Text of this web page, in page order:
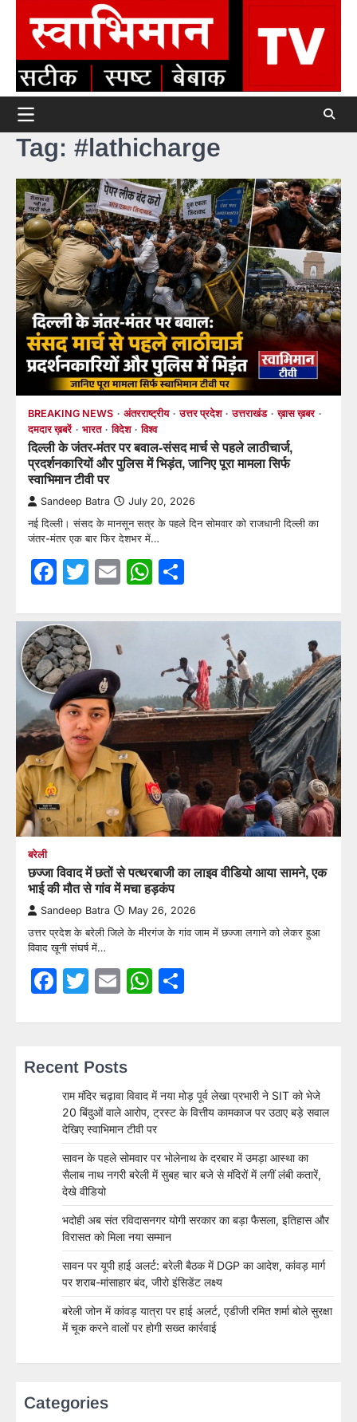
content
Tag: #lathicharge
BREAKING NEWS अंतरराष्ट्रीय उत्तर प्रदेश उत्तराखंड
ख़ास ख़बर
दमदार ख़बरें
भारत विदेश विश्व
दिल्ली के जंतर-मंतर पर बवाल-संसद मार्च से पहले लाठीचार्ज,
प्रदर्शनकारियों और पुलिस में भिड़ंत, जानिए पूरा मामला सिर्फ
स्वाभिमान टीवी पर
Sandeep Batra July 20, 2026
नई दिल्ली। संसद के मानसून सत्र के पहले दिन सोमवार को राजधानी दिल्ली का
जंतर-मंतर एक बार फिर देशभर में…
Facebook
Twitter
EmailWhatsApp
बरेली
छज्जा विवाद में छतों से पत्थरबाजी का लाइव वीडियो आया सामने, एक
भाई की मौत से गांव में मचा हड़कंप
Sandeep Batra May 26, 2026
उत्तर प्रदेश के बरेली जिले के मीरगंज के गांव जाम में छज्जा लगाने को लेकर हुआ
विवाद खूनी संघर्ष में…
Facebook
Twitter
EmailWhatsApp
Recent Posts
राम मंदिर चढ़ावा विवाद में नया मोड़ पूर्व लेखा प्रभारी ने SIT को भेजे
20 बिंदुओं वाले आरोप, ट्रस्ट के वित्तीय कामकाज पर उठाए बड़े सवाल
देखिए स्वाभिमान टीवी पर
सावन के पहले सोमवार पर भोलेनाथ के दरबार में उमड़ा आस्था का
सैलाब नाथ नगरी बरेली में सुबह चार बजे से मंदिरों में लगीं लंबी कतारें,
देखे वीडियो
भदोही अब संत रविदासनगर योगी सरकार का बड़ा फैसला, इतिहास और
विरासत को मिला नया सम्मान
सावन पर यूपी हाई अलर्ट: बरेली बैठक में DGP का आदेश, कांवड़ मार्ग
पर शराब-मांसाहार बंद, जीरो इंसिडेंट लक्ष्य
बरेली जोन में कांवड़ यात्रा पर हाई अलर्ट, एडीजी रमित शर्मा बोले सुरक्षा
में चूक करने वालों पर होगी सख्त कार्रवाई
Categories